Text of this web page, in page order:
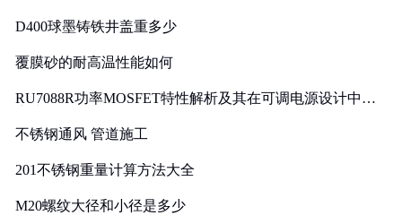
D400球墨铸铁井盖重多少
覆膜砂的耐高温性能如何
RU7088R功率MOSFET特性解析及其在可调电源设计中的
不锈钢通风 管道施工
201不锈钢重量计算方法大全
M20螺纹大径和小径是多少